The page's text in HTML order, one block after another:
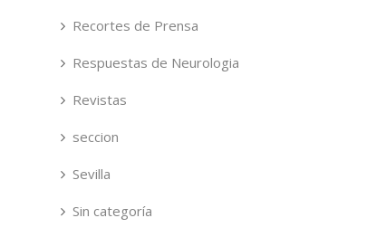
Recortes de Prensa
Respuestas de Neurologia
Revistas
seccion
Sevilla
Sin categoría